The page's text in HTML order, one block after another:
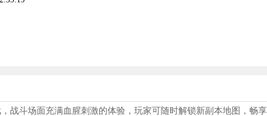
战斗场面充满血腥刺激的体验，玩家可随时解锁新副本地图，畅